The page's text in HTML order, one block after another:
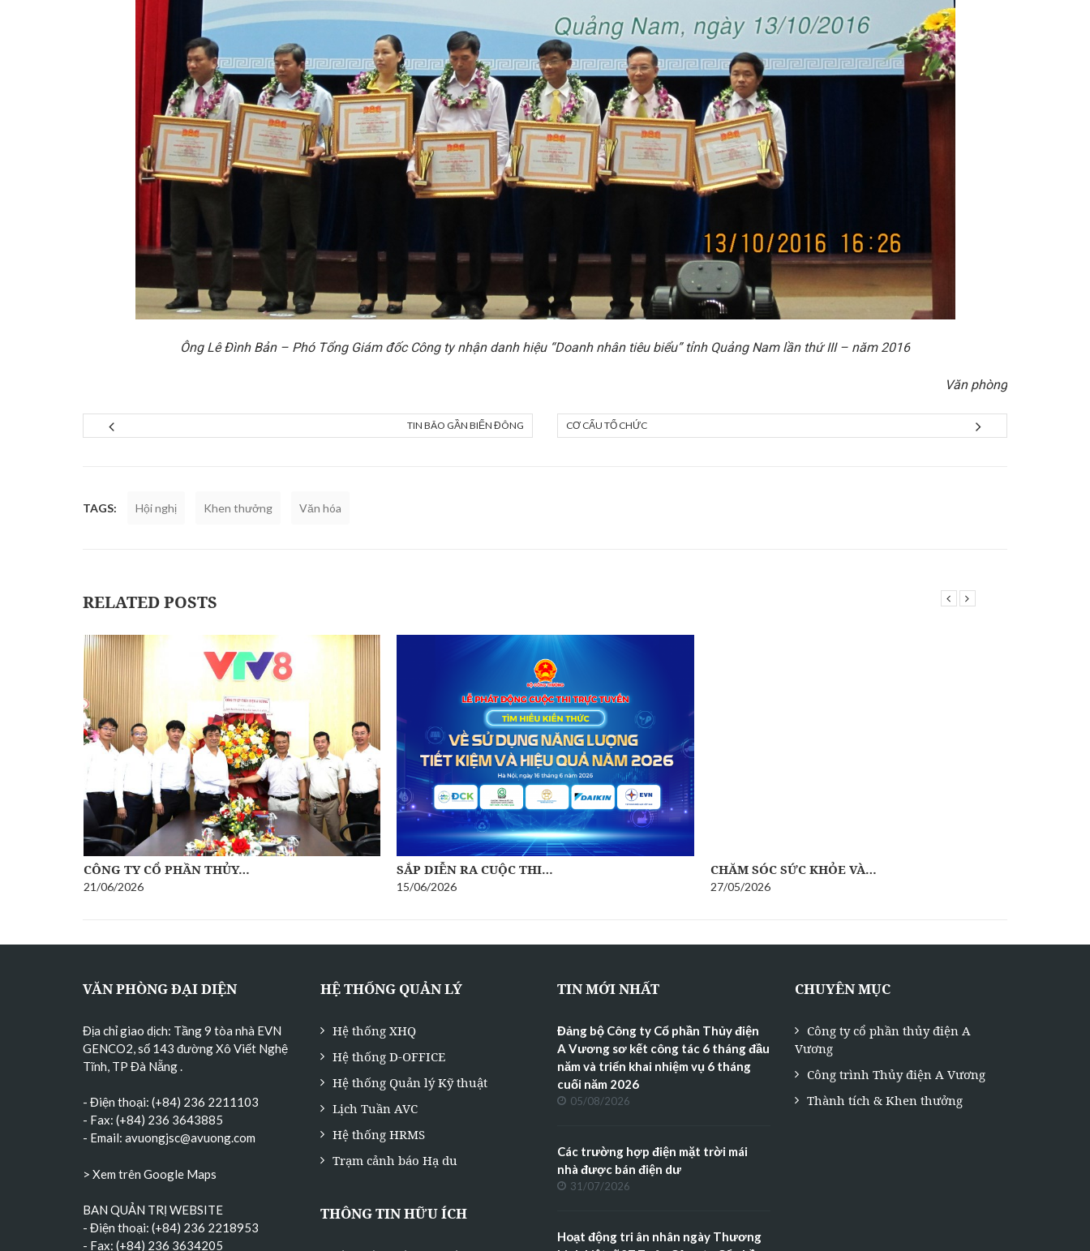
Ông Lê Đình Bản – Phó Tổng Giám đốc Công ty nhận danh hiệu “Doanh nhân tiêu biểu” tỉnh Quảng Nam lần thứ III – năm 2016
Văn phòng
TIN BÃO GẦN BIỂN ĐÔNG CƠ CẤU TỔ CHỨC
TAGS: Hội nghị Khen thưởng Văn hóa
RELATED POSTS
CÔNG TY CỔ PHẦN THỦY…
21/06/2026
SẮP DIỄN RA CUỘC THI…
15/06/2026
CHĂM SÓC SỨC KHỎE VÀ…
27/05/2026
VĂN PHÒNG ĐẠI DIỆN
Địa chỉ giao dịch: Tầng 9 tòa nhà EVN
GENCO2, số 143 đường Xô Viết Nghệ
Tĩnh, TP Đà Nẵng.
- Điện thoại: (+84) 236 2211103
- Fax: (+84) 236 3643885
- Email: avuongjsc@avuong.com
> Xem trên Google Maps
BAN QUẢN TRỊ WEBSITE
- Điện thoại: (+84) 236 2218953
- Fax: (+84) 236 3634205
HỆ THỐNG QUẢN LÝ
Hệ thống XHQ
Hệ thống D-OFFICE
Hệ thống Quản lý Kỹ thuật
Lịch Tuần AVC
Hệ thống HRMS
Trạm cảnh báo Hạ du
THÔNG TIN HỮU ÍCH
TIN MỚI NHẤT
Đảng bộ Công ty Cổ phần Thủy điện
A Vương sơ kết công tác 6 tháng đầu
năm và triển khai nhiệm vụ 6 tháng
cuối năm 2026
05/08/2026
Các trường hợp điện mặt trời mái
nhà được bán điện dư
31/07/2026
Hoạt động tri ân nhân ngày Thương
CHUYÊN MỤC
Công ty cổ phần thủy điện A
Vương
Công trình Thủy điện A Vương
Thành tích & Khen thưởng